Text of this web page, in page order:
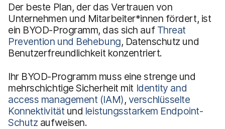
Der beste Plan, der das Vertrauen von
Unternehmen und Mitarbeiter*innen fördert, ist
ein BYOD-Programm, das sich auf Threat
Prevention und Behebung, Datenschutz und
Benutzerfreundlichkeit konzentriert.
Ihr BYOD-Programm muss eine strenge und
mehrschichtige Sicherheit mit Identity and
access management (IAM), verschlüsselte
Konnektivität und leistungsstarkem Endpoint-
Schutz aufweisen.